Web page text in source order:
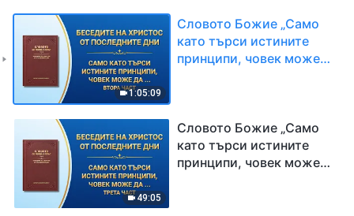
1:05:09
Словото Божие „Само
като търси истините
принципи, човек може
49:05
Словото Божие „Само
като търси истините
принципи, човек може